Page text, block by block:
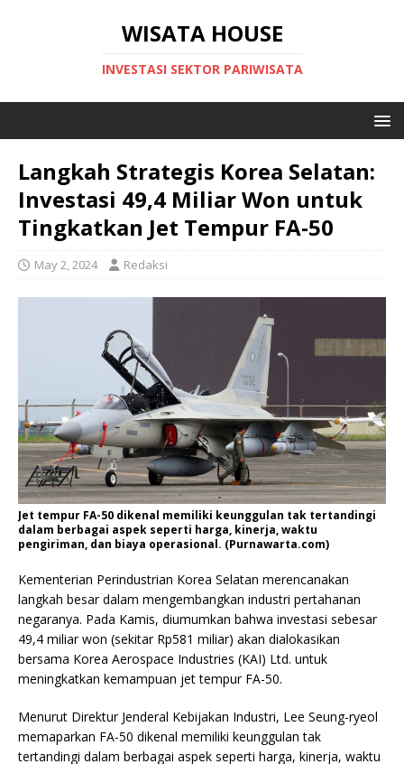
WISATA HOUSE
INVESTASI SEKTOR PARIWISATA
Langkah Strategis Korea Selatan:
Investasi 49,4 Miliar Won untuk
Tingkatkan Jet Tempur FA-50
May 2, 2024 Redaksi
Jet tempur FA-50 dikenal memiliki keunggulan tak tertandingi
dalam berbagai aspek seperti harga, kinerja, waktu
pengiriman, dan biaya operasional. (Purnawarta.com)
Kementerian Perindustrian Korea Selatan merencanakan
langkah besar dalam mengembangkan industri pertahanan
negaranya. Pada Kamis, diumumkan bahwa investasi sebesar
49,4 miliar won (sekitar Rp581 miliar) akan dialokasikan
bersama Korea Aerospace Industries (KAI) Ltd. untuk
meningkatkan kemampuan jet tempur FA-50.
Menurut Direktur Jenderal Kebijakan Industri, Lee Seung-ryeol
memaparkan FA-50 dikenal memiliki keunggulan tak
tertandingi dalam berbagai aspek seperti harga, kinerja, waktu